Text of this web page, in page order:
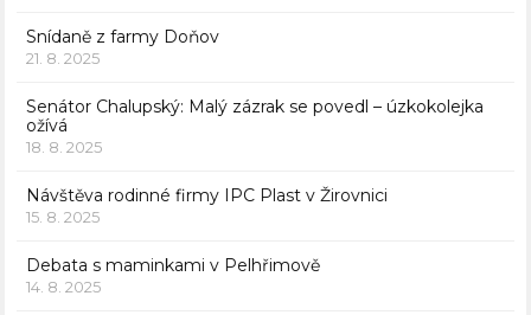
Snídaně z farmy Doňov
21. 8. 2025
Senátor Chalupský: Malý zázrak se povedl – úzkokolejka
ožívá
18. 8. 2025
Návštěva rodinné firmy IPC Plast v Žirovnici
15. 8. 2025
Debata s maminkami v Pelhřimově
14. 8. 2025